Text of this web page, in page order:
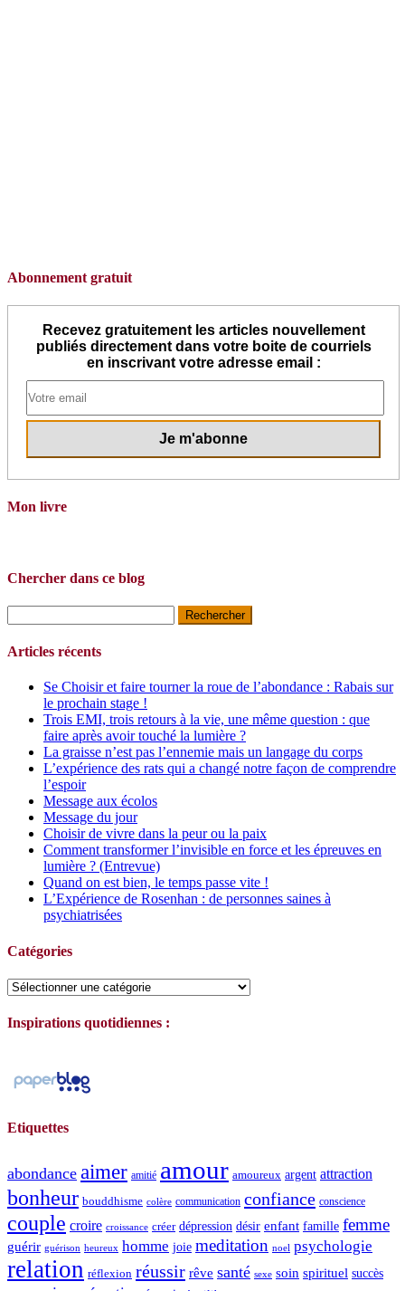
Abonnement gratuit
Recevez gratuitement les articles nouvellement
publiés directement dans votre boite de courriels
en inscrivant votre adresse email :
Mon livre
Chercher dans ce blog
Articles récents
Se Choisir et faire tourner la roue de l’abondance : Rabais sur
le prochain stage !
Trois EMI, trois retours à la vie, une même question : que
faire après avoir touché la lumière ?
La graisse n’est pas l’ennemie mais un langage du corps
L’expérience des rats qui a changé notre façon de comprendre
l’espoir
Message aux écolos
Message du jour
Choisir de vivre dans la peur ou la paix
Comment transformer l’invisible en force et les épreuves en
lumière ? (Entrevue)
Quand on est bien, le temps passe vite !
L’Expérience de Rosenhan : de personnes saines à
psychiatrisées
Catégories
Catégories
Inspirations quotidiennes :
Etiquettes
abondance aimer amitié amour amoureux argent attraction
bonheur bouddhisme colère communication confiance conscience
couple croire croissance créer dépression désir enfant famille femme
guérir guérison heureux homme joie meditation noel psychologie
relation réflexion réussir rêve santé sexe soin spirituel succès